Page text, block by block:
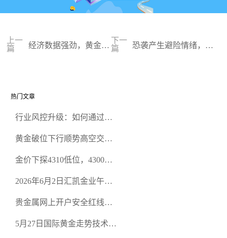
上一
篇
经济数据强劲，黄金历
下一
篇
恐袭产生避险情绪，黄
热门文章
行业风控升级：如何通过正
规黄金开户交易平台？
黄金破位下行顺势高空交易
金价下探4310低位，4300关
2026年6月2日汇凯金业午盘
空头清算算法如何布防？
贵金属网上开户安全红线：
恶意洗盘陷阱
5月27日国际黄金走势技术盘